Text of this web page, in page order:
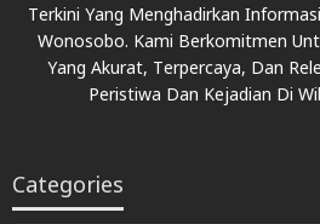
Terkini Yang Menghadirkan
Wonosobo. Kami Berkomitmen
Yang Akurat, Terpercaya, Dan
Peristiwa Dan Kejadian Di
Categories